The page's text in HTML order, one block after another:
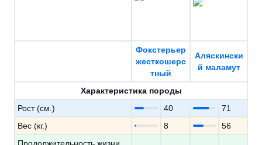
Фокстерьер
жесткошерс
тный
Аляскински
й маламут
Характеристика породы
Рост (см.)
40
71
Вес (кг.)
8
56